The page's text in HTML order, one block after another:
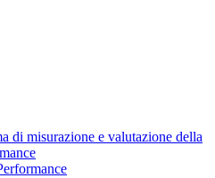
di misurazione e valutazione della